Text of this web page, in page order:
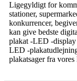
Ligegyldigt for
stationer,
konkurrencer,
kan give bedste
plakat -LED -display
LED -
plakatsager fra vores